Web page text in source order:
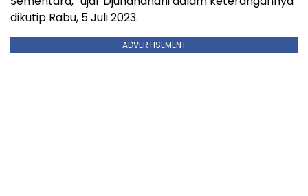
dikutip Rabu, 5 Juli 2023.
ADVERTISEMENT